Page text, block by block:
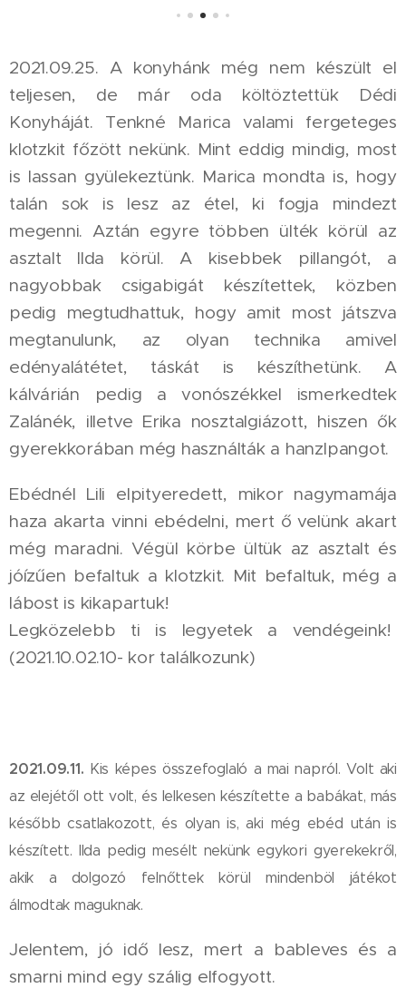
2021.09.25. A konyhánk még nem készült el
teljesen, de már oda költöztettük Dédi
Konyháját. Tenkné Marica valami fergeteges
klotzkit főzött nekünk. Mint eddig mindig, most
is lassan gyülekeztünk. Marica mondta is, hogy
talán sok is lesz az étel, ki fogja mindezt
megenni. Aztán egyre többen ülték körül az
asztalt Ilda körül. A kisebbek pillangót, a
nagyobbak csigabigát készítettek, közben
pedig megtudhattuk, hogy amit most játszva
megtanulunk, az olyan technika amivel
edényalátétet, táskát is készíthetünk. A
kálvárián pedig a vonószékkel ismerkedtek
Zalánék, illetve Erika nosztalgiázott, hiszen ők
gyerekkorában még használták a hanzlpangot.
Ebédnél Lili elpityeredett, mikor nagymamája
haza akarta vinni ebédelni, mert ő velünk akart
még maradni. Végül körbe ültük az asztalt és
jóízűen befaltuk a klotzkit. Mit befaltuk, még a
lábost is kikapartuk!
Legközelebb ti is legyetek a vendégeink!
(2021.10.02.10- kor találkozunk)
2021.09.11. Kis képes összefoglaló a mai napról. Volt aki
az elejétől ott volt, és lelkesen készítette a babákat, más
később csatlakozott, és olyan is, aki még ebéd után is
készített. Ilda pedig mesélt nekünk egykori gyerekekről,
akik a dolgozó felnőttek körül mindenböl játékot
álmodtak maguknak.
Jelentem, jó idő lesz, mert a bableves és a
smarni mind egy szálig elfogyott.